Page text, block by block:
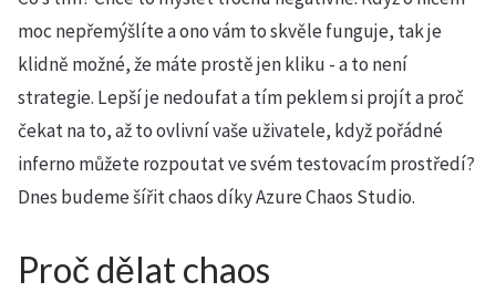
moc nepřemýšlíte a ono vám to skvěle funguje, tak je
klidně možné, že máte prostě jen kliku - a to není
strategie. Lepší je nedoufat a tím peklem si projít a proč
čekat na to, až to ovlivní vaše uživatele, když pořádné
inferno můžete rozpoutat ve svém testovacím prostředí?
Dnes budeme šířit chaos díky Azure Chaos Studio.
Proč dělat chaos